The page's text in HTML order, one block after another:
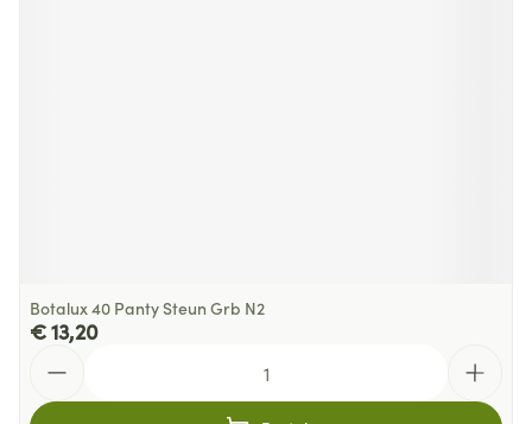
Botalux 40 Panty Steun Grb N2
€ 13,20